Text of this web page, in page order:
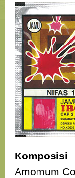
Komposisi
Amomum